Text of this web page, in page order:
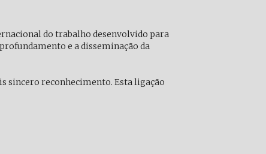
do trabalho desenvolvido para
e a disseminação da
sincero reconhecimento. Esta ligação